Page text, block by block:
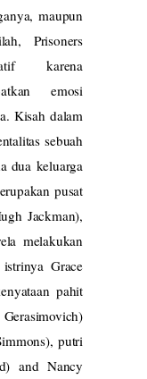
maupun
Prisoners
karena
emosi
Kisah dalam
sebuah
dua keluarga
pusat
Jackman),
melakukan
Grace
pahit
putri
and Nancy